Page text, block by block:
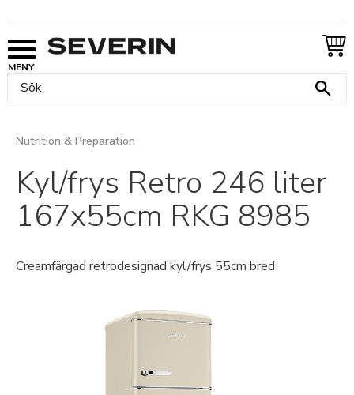
Nutrition & Preparation
Kyl/frys Retro 246 liter
167x55cm RKG 8985
Creamfärgad retrodesignad kyl/frys 55cm bred